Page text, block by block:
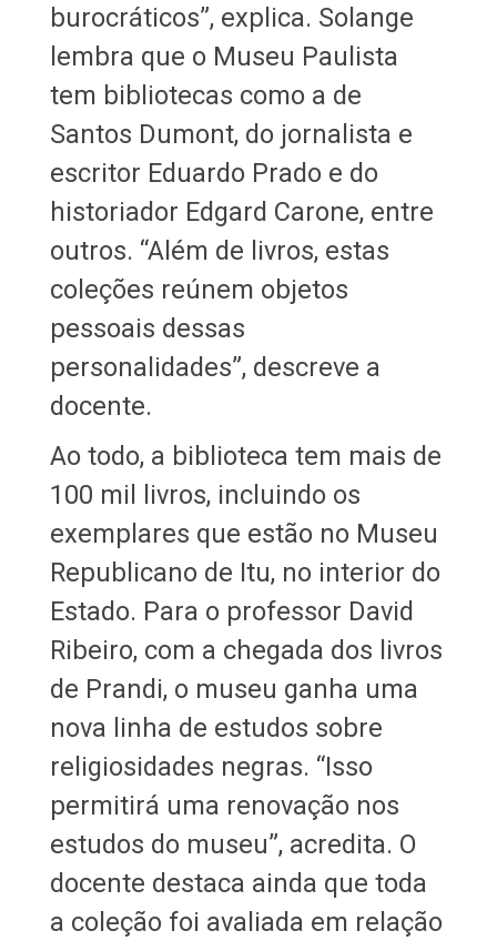
burocráticos”, explica. Solange
lembra que o Museu Paulista
tem bibliotecas como a de
Santos Dumont, do jornalista e
escritor Eduardo Prado e do
historiador Edgard Carone, entre
outros. “Além de livros, estas
coleções reúnem objetos
pessoais dessas
personalidades”, descreve a
docente.
Ao todo, a biblioteca tem mais de
100 mil livros, incluindo os
exemplares que estão no Museu
Republicano de Itu, no interior do
Estado. Para o professor David
Ribeiro, com a chegada dos livros
de Prandi, o museu ganha uma
nova linha de estudos sobre
religiosidades negras. “Isso
permitirá uma renovação nos
estudos do museu”, acredita. O
docente destaca ainda que toda
a coleção foi avaliada em relação